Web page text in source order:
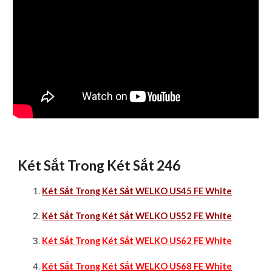
Két Sắt Trong Két Sắt 246
Két Sắt Trong Két Sắt WELKO US45 FE White
Két Sắt Trong Két Sắt WELKO US52 FE White
Két Sắt Trong Két Sắt WELKO US62 FE White
Két Sắt Trong Két Sắt WELKO US68 FE White